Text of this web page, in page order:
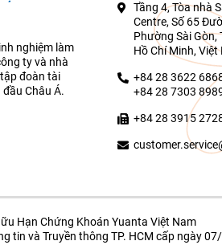
nghiệm làm
ty và nhà
đoàn tài
Châu Á.
Tầng 4, Tòa nhà
Centre, Số 65
Phường Sài Gòn,
Hồ Chí Minh, Việt
+84 28 3622
+84 28 7303
+84 28 3915
Hạn Chứng Khoán Yuanta Việt Nam
tin và Truyền thông TP. HCM cấp ngày